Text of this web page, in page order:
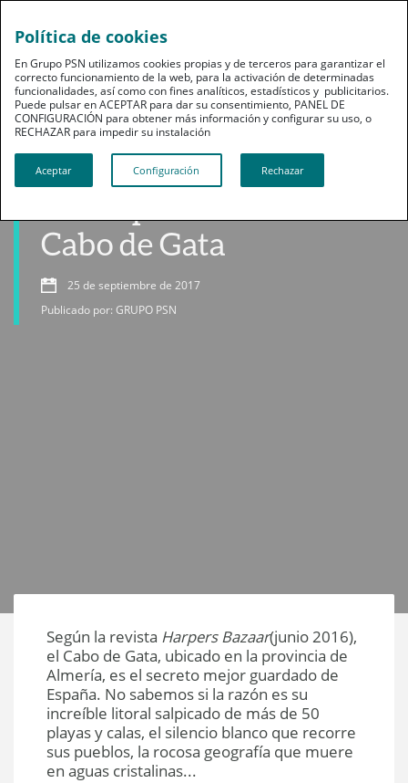
Bienestar
Cabo de Gata
25 de septiembre de 2017
Publicado por: GRUPO PSN
Según la revista Harpers Bazaar(junio 2016),
el Cabo de Gata, ubicado en la provincia de
Almería, es el secreto mejor guardado de
España. No sabemos si la razón es su
increíble litoral salpicado de más de 50
playas y calas, el silencio blanco que recorre
sus pueblos, la rocosa geografía que muere
en aguas cristalinas...
Política de cookies
En Grupo PSN utilizamos cookies propias y de terceros para garantizar el
correcto funcionamiento de la web, para la activación de determinadas
funcionalidades, así como con fines analíticos, estadísticos y publicitarios.
Puede pulsar en ACEPTAR para dar su consentimiento, PANEL DE
CONFIGURACIÓN para obtener más información y configurar su uso, o
RECHAZAR para impedir su instalación​​​​​​​
Aceptar Configuración Rechazar